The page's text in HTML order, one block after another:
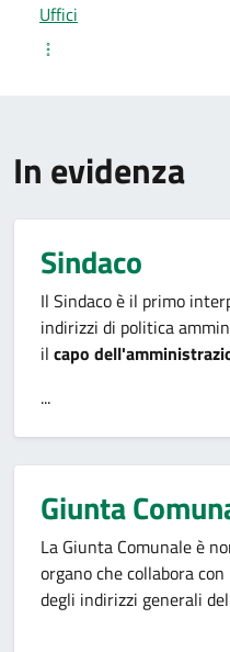
Uffici
In evidenza
Sindaco
Il Sindaco è il primo
indirizzi di politica
il capo
...
Giunta
La Giunta Comunale è
organo che collabora
degli indirizzi generali